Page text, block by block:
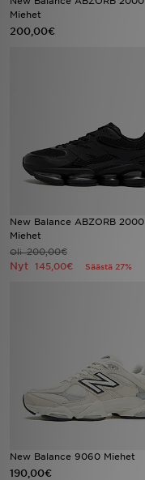
Miehet
200,00€
New Balance ABZORB 2000
Miehet
Oli200,00€
Nyt 145,00€ Säästä 27%
New Balance 9060 Miehet
190,00€
Jalkapallo
Minun viestini